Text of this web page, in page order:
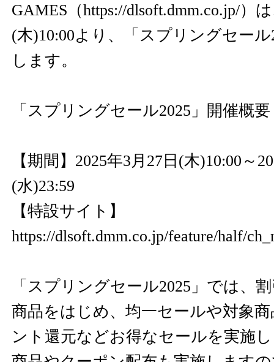
GAMES（https://dlsoft.dmm.co.jp/）
(木)10:00より、「スプリングセー
します。
「スプリングセール2025」開催概要
【期間】2025年3月27日(木)10:00～
(水)23:59
【特設サイト】
https://dlsoft.dmm.co.jp/feature/half/
「スプリングセール2025」では、
商品をはじめ、均一セールや対象
ント還元などお得なセールを実施